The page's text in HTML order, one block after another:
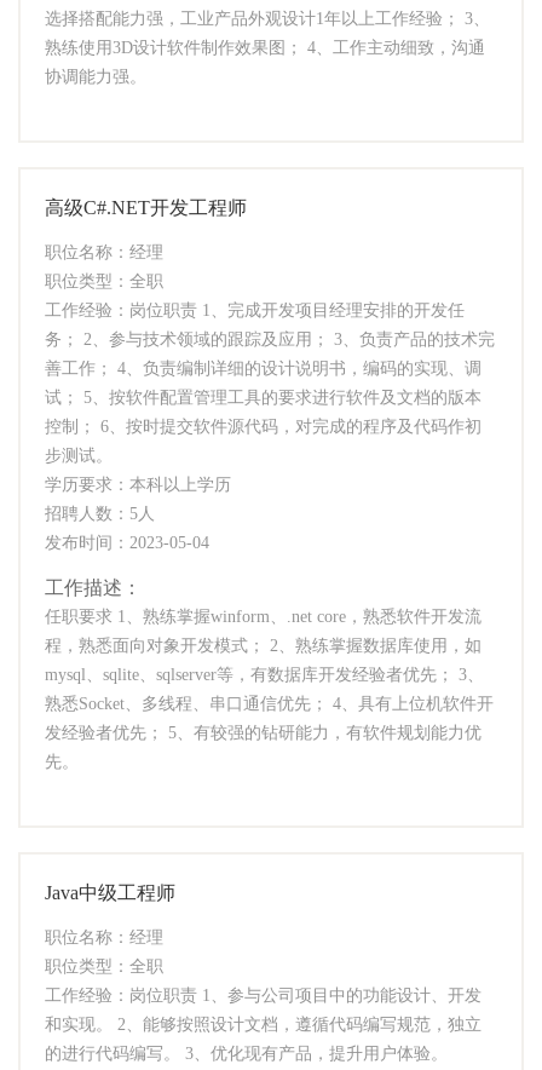
选择搭配能力强，工业产品外观设计1年以上工作经验； 3、
熟练使用3D设计软件制作效果图； 4、工作主动细致，沟通
协调能力强。
高级C#.NET开发工程师
职位名称：经理
职位类型：全职
工作经验：岗位职责 1、完成开发项目经理安排的开发任
务； 2、参与技术领域的跟踪及应用； 3、负责产品的技术完
善工作； 4、负责编制详细的设计说明书，编码的实现、调
试； 5、按软件配置管理工具的要求进行软件及文档的版本
控制； 6、按时提交软件源代码，对完成的程序及代码作初
步测试。
学历要求：本科以上学历
招聘人数：5人
发布时间：2023-05-04
工作描述：
任职要求 1、熟练掌握winform、.net core，熟悉软件开发流
程，熟悉面向对象开发模式； 2、熟练掌握数据库使用，如
mysql、sqlite、sqlserver等，有数据库开发经验者优先； 3、
熟悉Socket、多线程、串口通信优先； 4、具有上位机软件开
发经验者优先； 5、有较强的钻研能力，有软件规划能力优
先。
Java中级工程师
职位名称：经理
职位类型：全职
工作经验：岗位职责 1、参与公司项目中的功能设计、开发
和实现。 2、能够按照设计文档，遵循代码编写规范，独立
的进行代码编写。 3、优化现有产品，提升用户体验。